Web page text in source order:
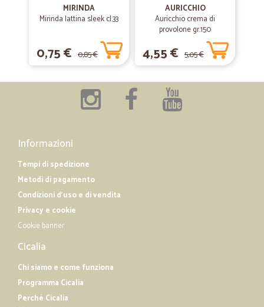
ombra di insoddisfazione.
11/06/2019
—Aldo C.
Spedizione rapidissima,super imballaggio
Spedizione rapidissima,super imballaggio a prova di carrarmato, ho
acquistato liquori e bibite, ero un pò titubante sul fatto che arrivassero
rotti a causa dei Corrieri, ma arrivato tutto perfetto, merce
MIRINDA
Mirinda lattina sleek cl.33
0,75 € 0,85 €
AURICCHIO
Auricchio crema di
provolone gr.150
4,55 € 5,05 €
Informazioni
Tempi di spedizione
Metodi di pagamento
Condizioni d'uso e di vendita
Privacy e cookie
Cookie banner
Cicalia
Chi siamo e come funziona
Programma Cicalia
Perché Cicalia